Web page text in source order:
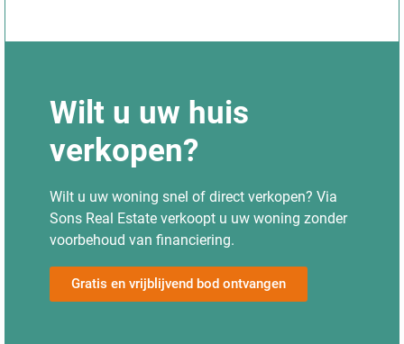
Wilt u uw huis
verkopen?
Wilt u uw woning snel of direct verkopen? Via
Sons Real Estate verkoopt u uw woning zonder
voorbehoud van financiering.
Gratis en vrijblijvend bod ontvangen